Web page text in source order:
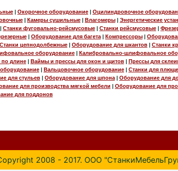
| Окорочное оборудование| Оцилиндровочное
| Камеры сушильные| Влагомеры| Энергетические
Станки фуговально-рейсмусовые| Станки рейсмусовые|
| Оборудование для багета| Компрессоры|
Станки цепнодолбежные| Оборудование для шкантов| Станки
оборудование| Калибровально-шлифовальное
по длине| Ваймы и прессы для окон и щитов| Прессы для
| Вальцовочное оборудование| Станки для
для стульев| Оборудование для шпона| Оборудование для
для производства мягкой мебели Оборудование для
для поддонов
2008 - 2017. ООО